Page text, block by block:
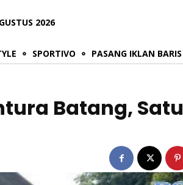
2026
SPORTIVO PASANG IKLAN BARIS
Batang, Satu